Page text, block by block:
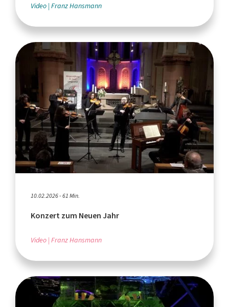
Video Franz Hansmann
10.02.2026 - 61 Min.
Konzert zum Neuen Jahr
Video Franz Hansmann